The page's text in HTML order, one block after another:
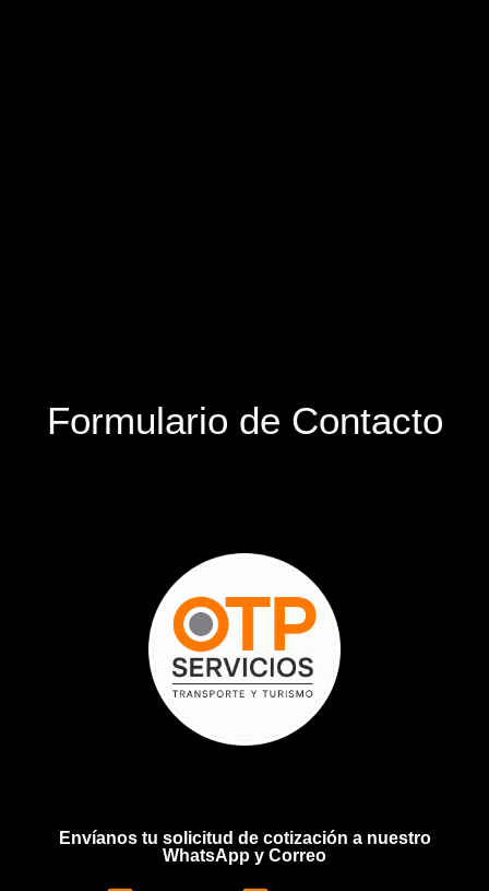
Formulario de Contacto
Envíanos tu solicitud de cotización a nuestro
WhatsApp y Correo